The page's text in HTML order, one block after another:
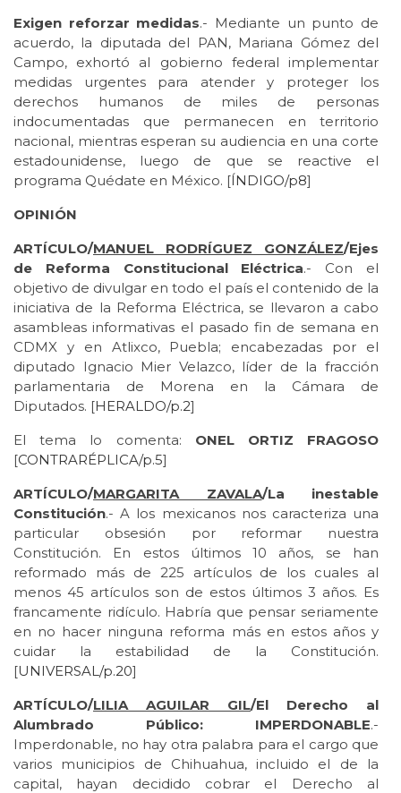
Exigen reforzar medidas.- Mediante un punto de
acuerdo, la diputada del PAN, Mariana Gómez del
Campo, exhortó al gobierno federal implementar
medidas urgentes para atender y proteger los
derechos humanos de miles de personas
indocumentadas que permanecen en territorio
nacional, mientras esperan su audiencia en una corte
estadounidense, luego de que se reactive el
programa Quédate en México. [ÍNDIGO/p8]
OPINIÓN
ARTÍCULO/MANUEL RODRÍGUEZ GONZÁLEZ/Ejes
de Reforma Constitucional Eléctrica.- Con el
objetivo de divulgar en todo el país el contenido de la
iniciativa de la Reforma Eléctrica, se llevaron a cabo
asambleas informativas el pasado fin de semana en
CDMX y en Atlixco, Puebla; encabezadas por el
diputado Ignacio Mier Velazco, líder de la fracción
parlamentaria de Morena en la Cámara de
Diputados. [HERALDO/p.2]
El tema lo comenta: ONEL ORTIZ FRAGOSO
[CONTRARÉPLICA/p.5]
ARTÍCULO/MARGARITA ZAVALA/La inestable
Constitución.- A los mexicanos nos caracteriza una
particular obsesión por reformar nuestra
Constitución. En estos últimos 10 años, se han
reformado más de 225 artículos de los cuales al
menos 45 artículos son de estos últimos 3 años. Es
francamente ridículo. Habría que pensar seriamente
en no hacer ninguna reforma más en estos años y
cuidar la estabilidad de la Constitución.
[UNIVERSAL/p.20]
ARTÍCULO/LILIA AGUILAR GIL/El Derecho al
Alumbrado Público: IMPERDONABLE.-
Imperdonable, no hay otra palabra para el cargo que
varios municipios de Chihuahua, incluido el de la
capital, hayan decidido cobrar el Derecho al